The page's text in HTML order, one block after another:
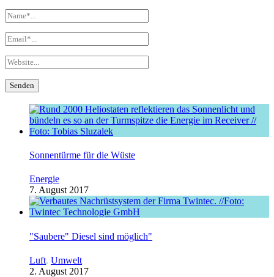
Sonnentürme für die Wüste
Energie
7. August 2017
"Saubere" Diesel sind möglich"
Luft, Umwelt
2. August 2017